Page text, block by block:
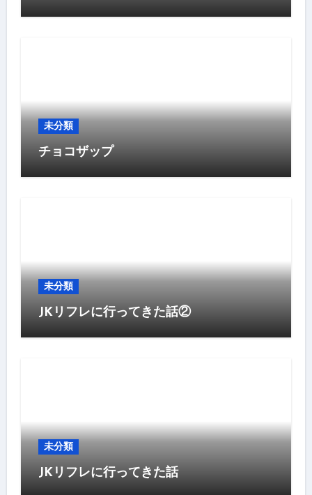
未分類
チョコザップ
未分類
JKリフレに行ってきた話②
未分類
JKリフレに行ってきた話